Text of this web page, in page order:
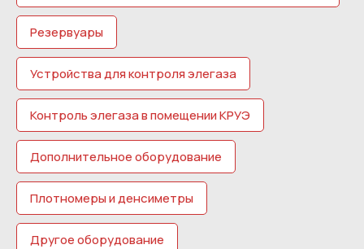
Резервуары
Устройства для контроля элегаза
Контроль элегаза в помещении КРУЭ
Дополнительное оборудование
Плотномеры и денсиметры
Другое оборудование